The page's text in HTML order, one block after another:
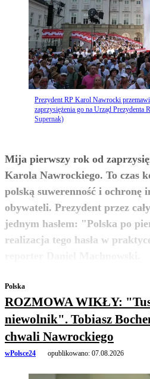
Prezydent RP Karol Nawrocki
zaprzysiężenia go na Urząd Prezydenta
Supernak)
Mija pierwszy rok od
Karola Nawrockiego. To czas
polską suwerenność i ochronę
obywateli. Prezydent przez
jednym hasłem: "Polska po
realizacja tego hasła w
Polska
ROZMOWA WIKŁY:
niewolnik". Tobiasz
chwali Nawrockiego
wPolsce24 opublikowano: 07.08.2026